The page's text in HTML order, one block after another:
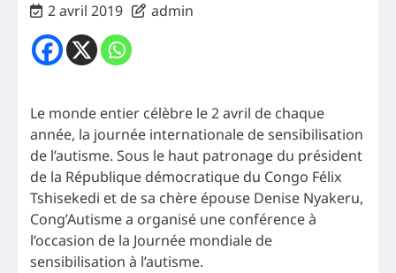
2 avril 2019 admin
Le monde entier célèbre le 2 avril de chaque
année, la journée internationale de sensibilisation
de l’autisme. Sous le haut patronage du président
de la République démocratique du Congo Félix
Tshisekedi et de sa chère épouse Denise Nyakeru,
Cong’Autisme a organisé une conférence à
l’occasion de la Journée mondiale de
sensibilisation à l’autisme.